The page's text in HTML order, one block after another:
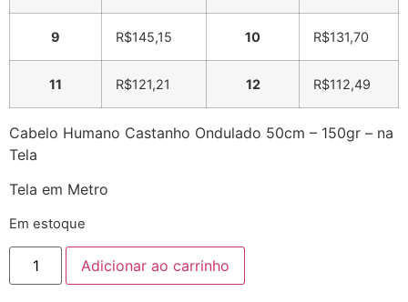
9 R$145,15 10 R$131,70
11 R$121,21 12 R$112,49
Cabelo Humano Castanho Ondulado 50cm – 150gr – na
Tela
Tela em Metro
Em estoque
Adicionar ao carrinho